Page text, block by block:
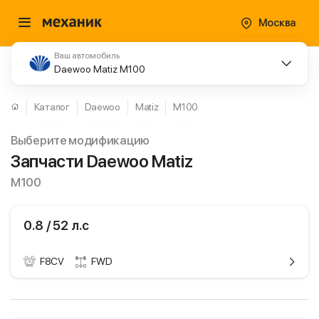
Москва
Ваш автомобиль
Daewoo Matiz M100
Каталог Daewoo Matiz M100
Выберите модификацию
Запчасти Daewoo Matiz
M100
0.8 / 52 л.с
F8CV FWD
Daewoo Matiz